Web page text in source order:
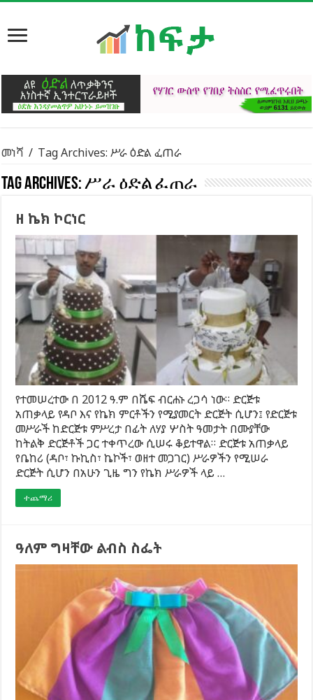
መነሻ / Tag Archives: ሥራ ዕድል ፈጠራ
Tag Archives:ሥራ ዕድል ፈጠራ
ዘ ኬክ ኮርነር
የተመሠረተው በ 2012 ዓ.ም በሼፍ ብርሐኑ ረጋሳ ነው። ድርጅቱ
አጠቃላይ የዳቦ እና የኬክ ምርቶችን የሚያመርት ድርጅት ሲሆን፤ የድርጅቱ
መሥራች ከድርጅቱ ምሥረታ በፊት ለሃያ ሦስት ዓመታት በሙያቸው
ከትልቅ ድርጅቶች ጋር ተቀጥረው ሲሠሩ ቆይተዋል። ድርጅቱ አጠቃላይ
የቤከሪ (ዳቦ፣ ኩኪስ፣ ኬኮች፣ ወዘተ መጋገር) ሥራዎችን የሚሠራ
ድርጅት ሲሆን በአሁን ጊዜ ግን የኬክ ሥራዎች ላይ …
ተጨማሪ
ዓለም ግዛቸው ልብስ ስፌት